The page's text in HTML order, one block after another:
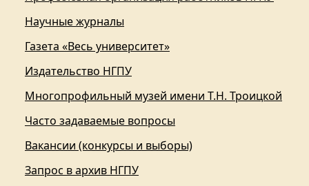
Научные журналы
Газета «Весь университет»
Издательство НГПУ
Многопрофильный музей имени Т.Н. Троицкой
Часто задаваемые вопросы
Вакансии (конкурсы и выборы)
Запрос в архив НГПУ